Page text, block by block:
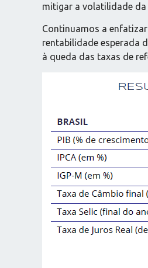
mitigar a volatilidade da
Continuamos a
rentabilidade esperada
à queda das taxas de